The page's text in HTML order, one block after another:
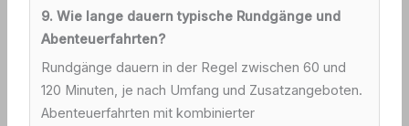
9. Wie lange dauern typische Rundgänge und
Abenteuerfahrten?
Rundgänge dauern in der Regel zwischen 60 und
120 Minuten, je nach Umfang und Zusatzangeboten.
Abenteuerfahrten mit kombinierter